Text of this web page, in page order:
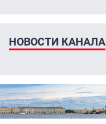
НОВОСТИ КАНАЛА